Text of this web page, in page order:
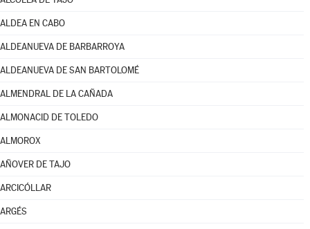
ALDEA EN CABO
ALDEANUEVA DE BARBARROYA
ALDEANUEVA DE SAN BARTOLOMÉ
ALMENDRAL DE LA CAÑADA
ALMONACID DE TOLEDO
ALMOROX
AÑOVER DE TAJO
ARCICÓLLAR
ARGÉS